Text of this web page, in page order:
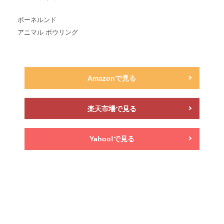
ボーネルンド
アニマル ボウリング
Amazonで見る
楽天市場で見る
Yahoo!で見る